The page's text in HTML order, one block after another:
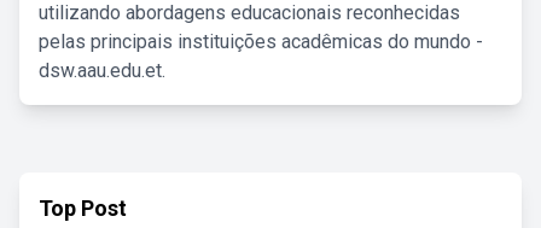
utilizando abordagens educacionais reconhecidas
pelas principais instituições acadêmicas do mundo -
dsw.aau.edu.et.
Top Post